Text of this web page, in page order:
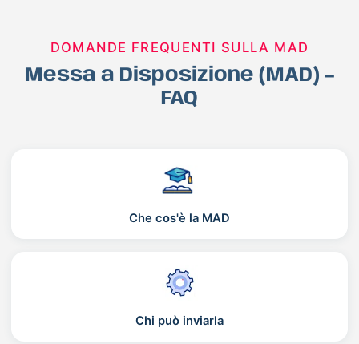
DOMANDE FREQUENTI SULLA MAD
Messa a Disposizione (MAD) –
FAQ
Che cos'è la MAD
Chi può inviarla